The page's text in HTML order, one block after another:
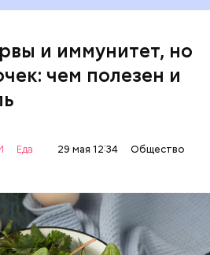
и иммунитет, но
чем полезен и
Еда 29 мая 12:34 Общество
мочекаменной
не рекомендуется. При
синдроме
язвах и панкреатите
из рациона, —
Он может привести к
желудка и раздражать